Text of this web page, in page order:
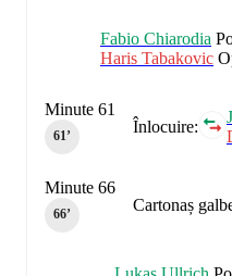
Fabio Chiarodia
Haris Tabakovic
Înlocuire:
Minute 61
61‎’‎
Cartonaș
Minute 66
66‎’‎